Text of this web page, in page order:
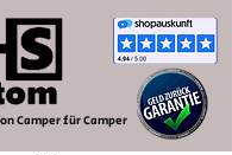
Camper für Camper